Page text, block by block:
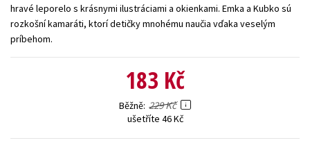
hravé leporelo s krásnymi ilustráciami a okienkami. Emka a Kubko sú
rozkošní kamaráti, ktorí detičky mnohému naučia vďaka veselým
príbehom.
183 Kč
Běžně 229 Kč
ušetříte 46 Kč